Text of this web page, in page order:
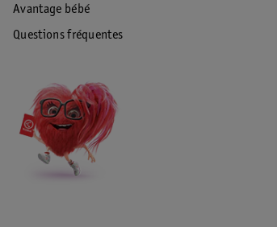
Avantage bébé
Questions fréquentes